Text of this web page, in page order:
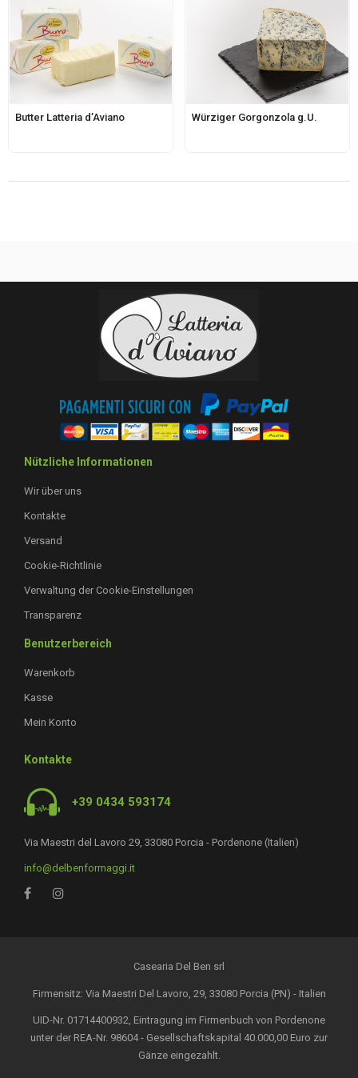
Butter Latteria d’Aviano Würziger Gorgonzola g.U.
Nützliche Informationen
Wir über uns
Kontakte
Versand
Cookie-Richtlinie
Verwaltung der Cookie-Einstellungen
Transparenz
Benutzerbereich
Warenkorb
Kasse
Mein Konto
Kontakte
+39 0434 593174
Via Maestri del Lavoro 29, 33080 Porcia - Pordenone (Italien)
info@delbenformaggi.it
Casearia Del Ben srl
Firmensitz: Via Maestri Del Lavoro, 29, 33080 Porcia (PN) - Italien
UID-Nr. 01714400932, Eintragung im Firmenbuch von Pordenone
unter der REA-Nr. 98604 - Gesellschaftskapital 40.000,00 Euro zur
Gänze eingezahlt.